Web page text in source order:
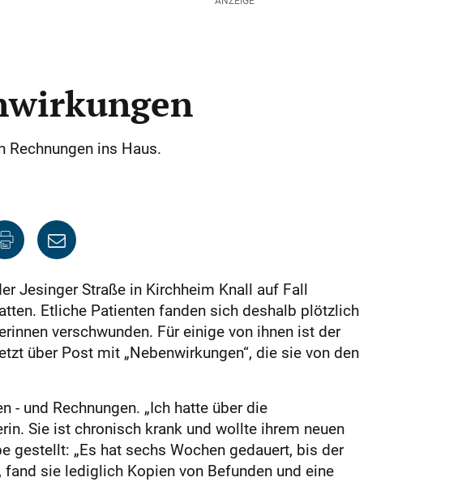
ins Haus.
Jesinger Straße in Kirchheim Knall auf Fall
Etliche Patienten fanden sich deshalb plötzlich
verschwunden. Für einige von ihnen ist der
über Post mit „Nebenwirkungen“, die sie von den
und Rechnungen. „Ich hatte über die
Sie ist chronisch krank und wollte ihrem neuen
gestellt: „Es hat sechs Wochen gedauert, bis der
sie lediglich Kopien von Befunden und eine